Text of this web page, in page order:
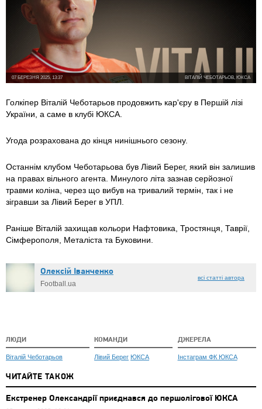
ВІТАЛІЙ ЧЕБОТАРЬОВ, ЮКСА
07 БЕРЕЗНЯ 2025, 13:37
Голкіпер Віталій Чеботарьов продовжить кар'єру в Першій лізі
України, а саме в клубі ЮКСА.
Угода розрахована до кінця нинішнього сезону.
Останнім клубом Чеботарьова був Лівий Берег, який він залишив
на правах вільного агента. Минулого літа зазнав серйозної
травми коліна, через що вибув на тривалий термін, так і не
зігравши за Лівий Берег в УПЛ.
Раніше Віталій захищав кольори Нафтовика, Тростянця, Таврії,
Сімферополя, Металіста та Буковини.
Олексій Іванченко
Football.ua
всі статті автора
ЛЮДИ
Віталій Чеботарьов
КОМАНДИ
Лівий Берег ЮКСА
ДЖЕРЕЛА
Інстаграм ФК ЮКСА
ЧИТАЙТЕ ТАКОЖ
Екстренер Олександрії приєднався до першолігової ЮКСА